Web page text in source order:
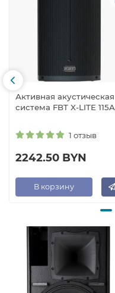
Активная акустическая
система FBT X-LITE 115A
1 отзыв
2242.50 BYN
В корзину